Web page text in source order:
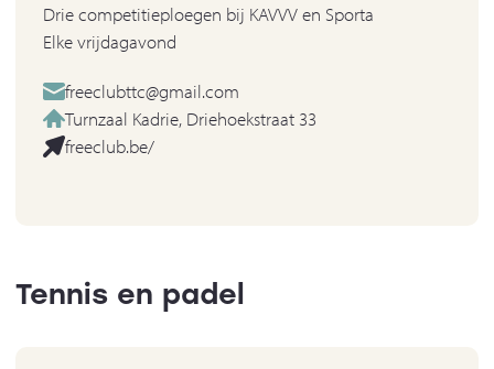
Drie competitieploegen bij KAVVV en Sporta
Elke vrijdagavond
freeclubttc@gmail.com
Turnzaal Kadrie, Driehoekstraat 33
freeclub.be/
Tennis en padel